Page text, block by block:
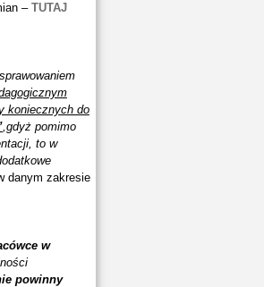
–TUTAJ
koniecznych do
,gdyż pomimo
to w
danym zakresie
w
powinny